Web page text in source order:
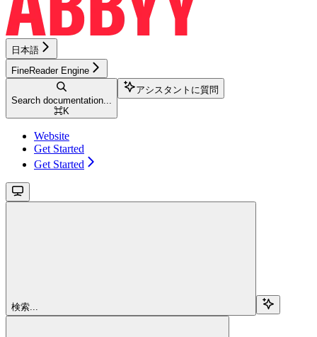
日本語
FineReader Engine
Search documentation...
⌘K
アシスタントに質問
Website
Get Started
Get Started
検索...